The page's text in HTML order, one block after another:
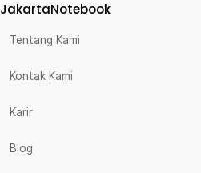
JakartaNotebook
Tentang Kami
Kontak Kami
Karir
Blog